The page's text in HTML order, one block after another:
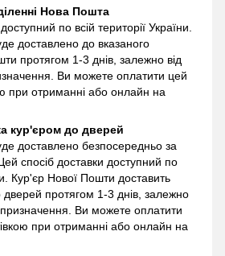
Нова Пошта
по всій території України.
доставлено до вказаного
протягом 1-3 днів, залежно від
Ви можете оплатити цей
при отриманні або онлайн на
кур'єром до дверей
доставлено безпосередньо за
спосіб доставки доступний по
Кур'єр Нової Пошти доставить
протягом 1-3 днів, залежно
призначення. Ви можете оплатити
при отриманні або онлайн на